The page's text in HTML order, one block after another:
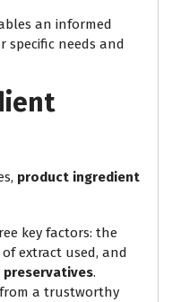
an informed
specific needs and
product ingredient
key factors: the
extract used, and
.
a trustworthy